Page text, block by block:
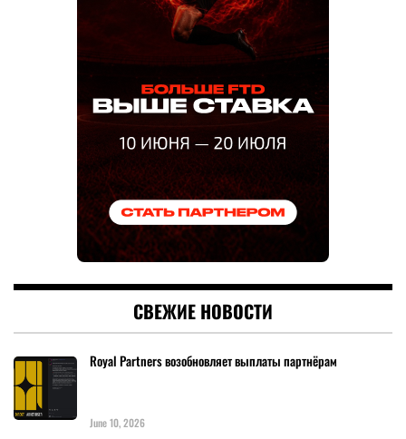
СВЕЖИЕ НОВОСТИ
Royal Partners возобновляет выплаты партнёрам
June 10, 2026